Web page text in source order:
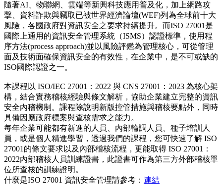
隨著AI、物聯網、雲端等新興科技應用普及化，加上網路攻
擊、資料詐欺與竊取已被世界經濟論壇(WEF)列為全球前十大
風險，各國政府對資訊安全之要求持續提升。而ISO 27001是
國際上通用的資訊安全管理系統（ISMS）認證標準，使用程
序方法(process approach)並以風險評鑑為管理核心，可從管理
面及技術面確保資訊安全的有效性，在企業中，是不可或缺的
ISO國際認證之一。
本課程以 ISO/IEC 27001：2022 與 CNS 27001：2023 為核心架
構，結合實務稽核經驗與條文解析，協助企業建立完整的資訊
安全內稽機制。課程除說明新版控管措施與稽核要點外，同時
具備因應政府標案與查核需求之能力。
每年企業可能都有新進的人員、內部輪調人員、種子培訓人
員，或是個人精進學習，透過我們的課程，您可快速了解 ISO
27001的條文要求以及內部稽核流程，更能取得 ISO 27001：
2022內部稽核人員訓練證書，此證書可作為第三方外部稽核單
位所查核的訓練證明。
什麼是ISO 27001 資訊安全管理請參考： 連結